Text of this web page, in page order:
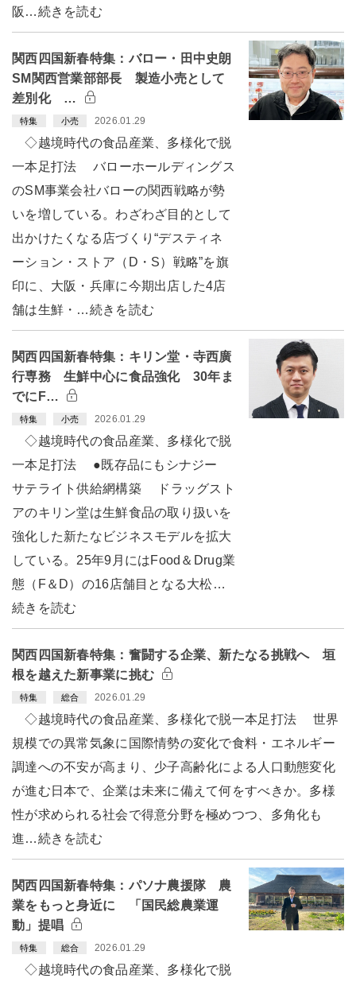
阪…続きを読む
関西四国新春特集：バロー・田中史朗
SM関西営業部部長 製造小売として
差別化 …
特集 小売 2026.01.29
◇越境時代の食品産業、多様化で脱
一本足打法 バローホールディングス
のSM事業会社バローの関西戦略が勢
いを増している。わざわざ目的として
出かけたくなる店づくり“デスティネ
ーション・ストア（D・S）戦略”を旗
印に、大阪・兵庫に今期出店した4店
舗は生鮮・…続きを読む
関西四国新春特集：キリン堂・寺西廣
行専務 生鮮中心に食品強化 30年ま
でにF…
特集 小売 2026.01.29
◇越境時代の食品産業、多様化で脱
一本足打法 ●既存品にもシナジー
サテライト供給網構築 ドラッグスト
アのキリン堂は生鮮食品の取り扱いを
強化した新たなビジネスモデルを拡大
している。25年9月にはFood＆Drug業
態（F＆D）の16店舗目となる大松…
続きを読む
関西四国新春特集：奮闘する企業、新たなる挑戦へ 垣
根を越えた新事業に挑む
特集 総合 2026.01.29
◇越境時代の食品産業、多様化で脱一本足打法 世界
規模での異常気象に国際情勢の変化で食料・エネルギー
調達への不安が高まり、少子高齢化による人口動態変化
が進む日本で、企業は未来に備えて何をすべきか。多様
性が求められる社会で得意分野を極めつつ、多角化も
進…続きを読む
関西四国新春特集：パソナ農援隊 農
業をもっと身近に 「国民総農業運
動」提唱
特集 総合 2026.01.29
◇越境時代の食品産業、多様化で脱